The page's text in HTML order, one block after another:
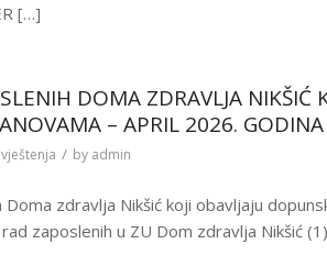
[…]
DOMA ZDRAVLJA NIKŠIĆ
– APRIL 2026. GODINA
/ by admin
Doma zdravlja Nikšić koji obavljaju
zaposlenih u ZU Dom zdravlja Nikšić (1)